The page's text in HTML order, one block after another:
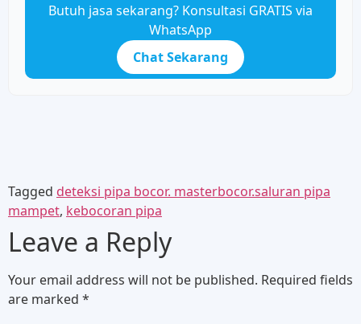
Butuh jasa sekarang? Konsultasi GRATIS via
WhatsApp
Chat Sekarang
Tagged deteksi pipa bocor. masterbocor.saluran pipa
mampet, kebocoran pipa
Leave a Reply
Your email address will not be published. Required fields
are marked *